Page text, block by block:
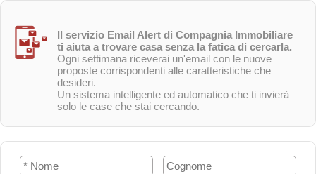
Il servizio Email Alert di Compagnia Immobiliare
ti aiuta a trovare casa senza la fatica di cercarla.
Ogni settimana riceverai un'email con le nuove
proposte corrispondenti alle caratteristiche che
desideri.
Un sistema intelligente ed automatico che ti invierà
solo le case che stai cercando.